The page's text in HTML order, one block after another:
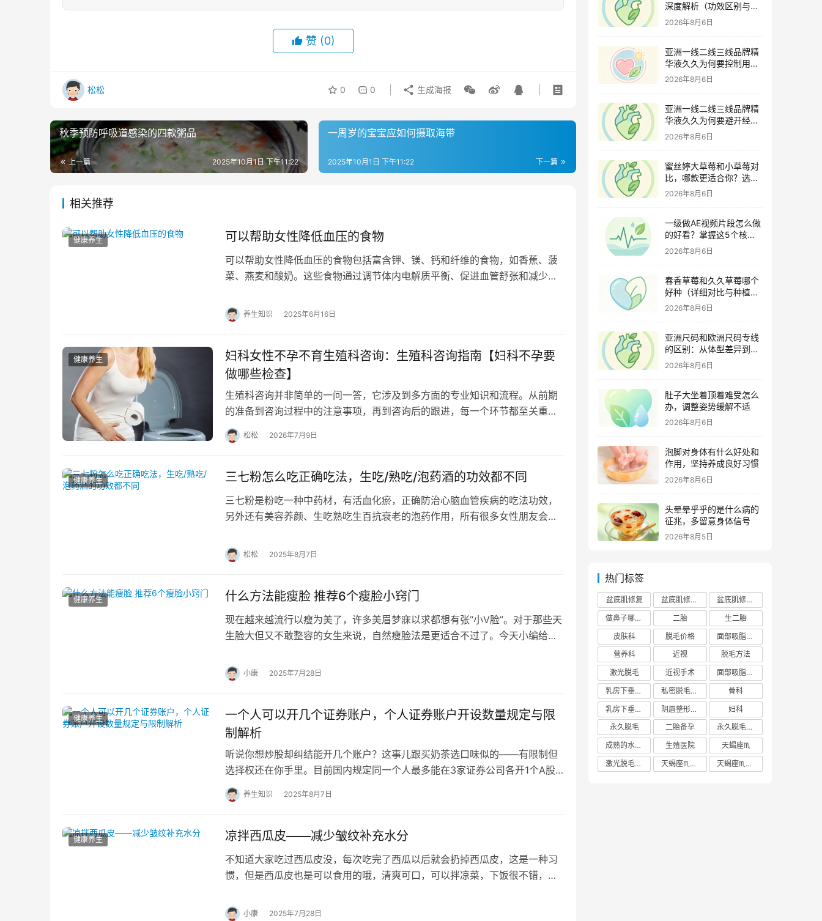
赞 (0)
松松 0 0 生成海报
秋季预防呼吸道感染的四款粥品
上一篇 2025年10月1日 下午11:22
一周岁的宝宝应如何摄取海带
下一篇
2025年10月1日 下午11:22
相关推荐
健康养生 可以帮助女性降低血压的食物
可以帮助女性降低血压的食物包括富含钾、镁、钙和纤维的食物，如香蕉、菠
菜、燕麦和酸奶。这些食物通过调节体内电解质平衡、促进血管舒张和减少钠
养生知识 2025年6月16日
健康养生
妇科女性️不孕不育生殖科咨询：生殖科咨询指南【妇科不孕要
做哪些检查】
生殖科咨询并非简单的一问一答，它涉及到多方面的专业知识和流程。从前期
的准备到咨询过程中的注意事项，再到咨询后的跟进，每一个环节都至关重
要。本文将为大家详细介绍生殖科咨询的指南，帮助…
松松 2026年7月9日
健康养生 三七粉怎么吃正确吃法，生吃/熟吃/泡药酒的功效都不同
三七粉是粉吃一种中药材，有活血化瘀，正确防治心脑血管疾病的吃法功效，
另外还有美容养颜、生吃熟吃生百抗衰老的泡药作用，所有很多女性朋友会用
松松 2025年8月7日
健康养生 什么方法能瘦脸 推荐6个瘦脸小窍门
现在越来越流行以瘦为美了，许多美眉梦寐以求都想有张“小V脸”。对于那些天
生脸大但又不敢整容的女生来说，自然瘦脸法是更适合不过了。今天小编给大
小康 2025年7月28日
健康养生
一个人可以开几个证券账户，个人证券账户开设数量规定与限
制解析
听说你想炒股却纠结能开几个账户？这事儿跟买奶茶选口味似的——有限制但
选择权还在你手里。目前国内规定同一个人最多能在3家证券公司各开1个A股
账户，不过港股通、基金账户这些&#8221…
养生知识 2025年8月7日
健康养生 凉拌西瓜皮——减少皱纹补充水分
不知道大家吃过西瓜皮没，每次吃完了西瓜以后就会扔掉西瓜皮，这是一种习
惯，但是西瓜皮也是可以食用的哦，清爽可口，可以拌凉菜，下饭很不错，同
小康 2025年7月28日
深度解析（功效区别与适
用肤质全指南）
2026年8月6日
亚洲一线二线三线品牌精
华液久久为何要控制用量
（过度使用与皮肤负担的
2026年8月6日
亚洲一线二线三线品牌精
华液久久为何要避开经期
（激素变化与皮肤敏感度
关联）
2026年8月6日
蜜丝婷大草莓和小草莓对
比，哪款更适合你？选购
指南全解析
2026年8月6日
一级做AE视频片段怎么做
的好看？掌握这5个核心
技巧
2026年8月6日
春香草莓和久久草莓哪个
好种（详细对比与种植指
南）
2026年8月6日
亚洲尺码和欧洲尺码专线
的区别：从体型差异到购
物避坑指南
2026年8月6日
肚子大坐着顶着难受怎么
办，调整姿势缓解不适
2026年8月6日
泡脚对身体有什么好处和
作用，坚持养成良好习惯
2026年8月6日
头晕晕乎乎的是什么病的
征兆，多留意身体信号
2026年8月5日
热门标签
盆底肌修复 盆底肌修复医院排行榜
盆底肌修复多少钱
做鼻子哪个正规医院比较出名
二胎
生二胎
皮肤科
脱毛价格
面部吸脂费用
营养科
近视
脱毛方法
激光脱毛
近视手术
面部吸脂多少钱
乳房下垂矫正价格
私密脱毛方法
骨科
乳房下垂矫正费用
阴唇整形手术多少钱
妇科
永久脱毛
二胎备孕
永久脱毛方法
成熟的水蜜桃
生殖医院
天蝎座♏️
激光脱毛价格
天蝎座♏️女生 天蝎座♏️男生